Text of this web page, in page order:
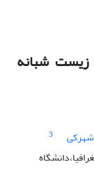
زیست شبانه
3